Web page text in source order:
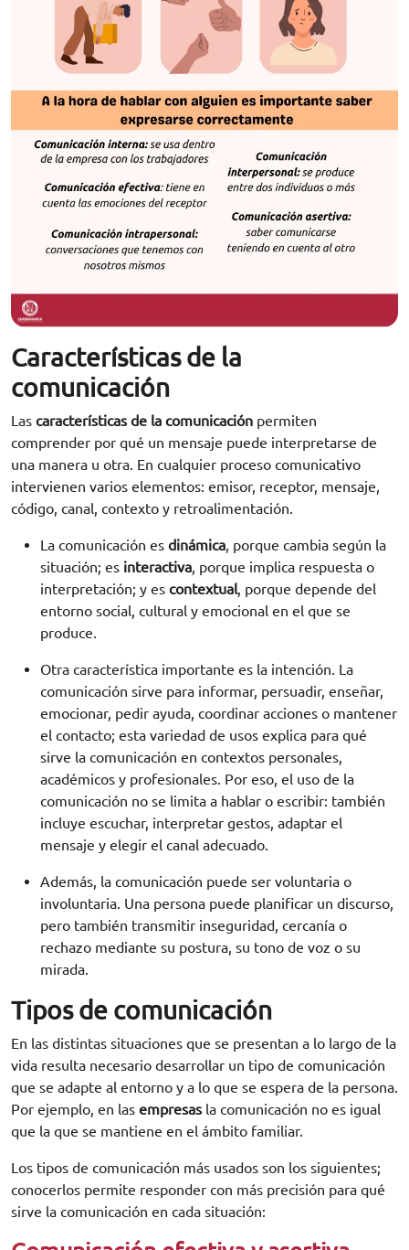
Características de la
comunicación
Las características de la comunicación permiten
comprender por qué un mensaje puede interpretarse de
una manera u otra. En cualquier proceso comunicativo
intervienen varios elementos: emisor, receptor, mensaje,
código, canal, contexto y retroalimentación.
La comunicación es dinámica, porque cambia según la
situación; es interactiva, porque implica respuesta o
interpretación; y es contextual, porque depende del
entorno social, cultural y emocional en el que se
produce.
Otra característica importante es la intención. La
comunicación sirve para informar, persuadir, enseñar,
emocionar, pedir ayuda, coordinar acciones o mantener
el contacto; esta variedad de usos explica para qué
sirve la comunicación en contextos personales,
académicos y profesionales. Por eso, el uso de la
comunicación no se limita a hablar o escribir: también
incluye escuchar, interpretar gestos, adaptar el
mensaje y elegir el canal adecuado.
Además, la comunicación puede ser voluntaria o
involuntaria. Una persona puede planificar un discurso,
pero también transmitir inseguridad, cercanía o
rechazo mediante su postura, su tono de voz o su
mirada.
Tipos de comunicación
En las distintas situaciones que se presentan a lo largo de la
vida resulta necesario desarrollar un tipo de comunicación
que se adapte al entorno y a lo que se espera de la persona.
Por ejemplo, en las empresas la comunicación no es igual
que la que se mantiene en el ámbito familiar.
Los tipos de comunicación más usados son los siguientes;
conocerlos permite responder con más precisión para qué
sirve la comunicación en cada situación: